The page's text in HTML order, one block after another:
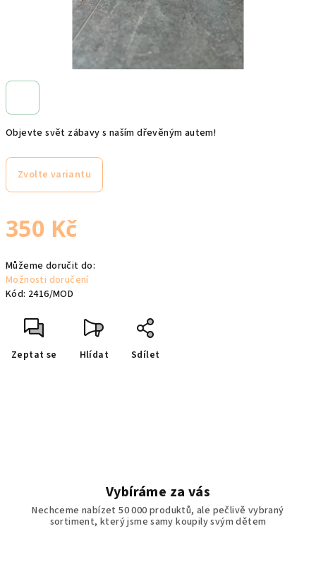
Objevte svět zábavy s naším dřevěným autem!
Zvolte variantu
350 Kč
cena:
Můžeme doručit do:
Možnosti doručení
Kód: 2416/MOD
Zeptat se Hlídat Sdílet
Vybíráme za vás
Nechceme nabízet 50 000 produktů, ale pečlivě vybraný
sortiment, který jsme samy koupily svým dětem